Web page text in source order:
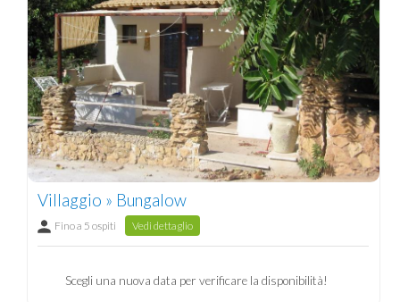
Villaggio » Bungalow
Fino a 5 ospiti Vedi dettaglio
Scegli una nuova data per verificare la disponibilità!